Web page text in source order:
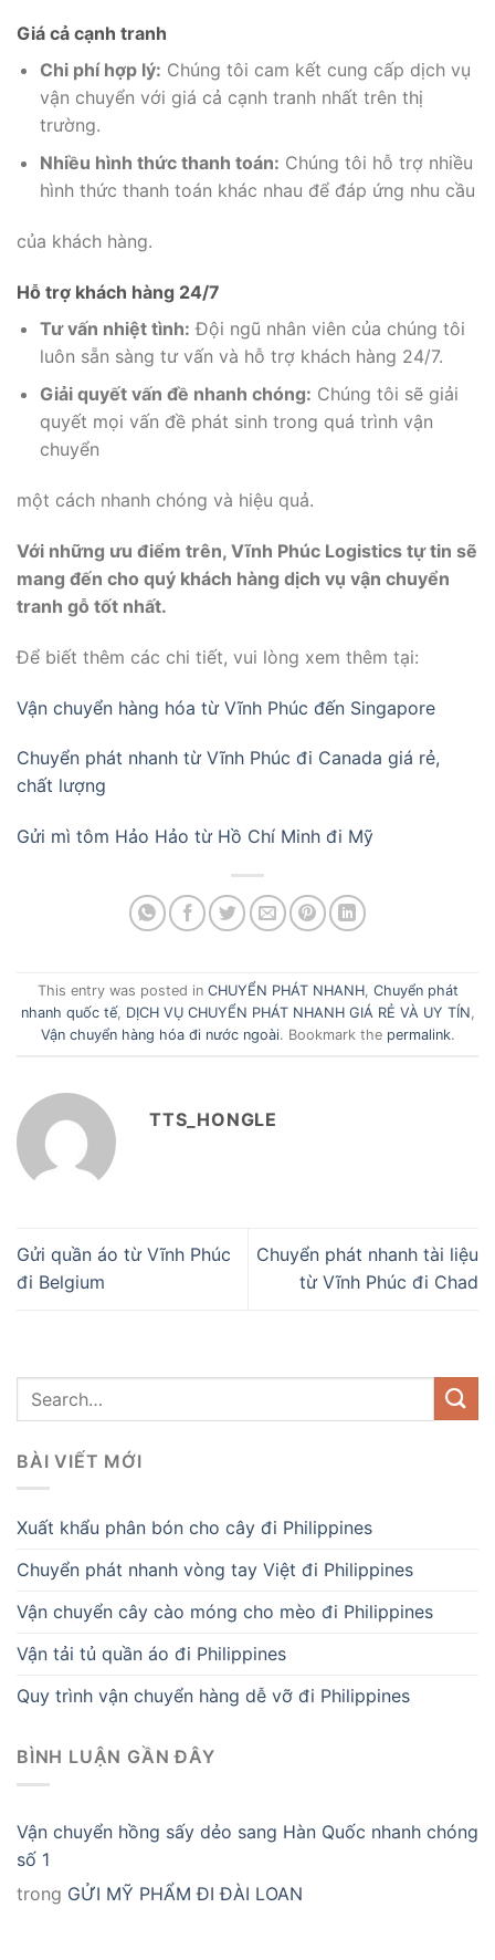
Giá cả cạnh tranh
Chi phí hợp lý: Chúng tôi cam kết cung cấp dịch vụ
vận chuyển với giá cả cạnh tranh nhất trên thị
trường.
Nhiều hình thức thanh toán: Chúng tôi hỗ trợ nhiều
hình thức thanh toán khác nhau để đáp ứng nhu cầu
của khách hàng.
Hỗ trợ khách hàng 24/7
Tư vấn nhiệt tình: Đội ngũ nhân viên của chúng tôi
luôn sẵn sàng tư vấn và hỗ trợ khách hàng 24/7.
Giải quyết vấn đề nhanh chóng: Chúng tôi sẽ giải
quyết mọi vấn đề phát sinh trong quá trình vận
chuyển
một cách nhanh chóng và hiệu quả.
Với những ưu điểm trên, Vĩnh Phúc Logistics tự tin sẽ
mang đến cho quý khách hàng dịch vụ vận chuyển
tranh gỗ tốt nhất.
Để biết thêm các chi tiết, vui lòng xem thêm tại:
Vận chuyển hàng hóa từ Vĩnh Phúc đến Singapore
Chuyển phát nhanh từ Vĩnh Phúc đi Canada giá rẻ,
chất lượng
Gửi mì tôm Hảo Hảo từ Hồ Chí Minh đi Mỹ
This entry was posted in CHUYỂN PHÁT NHANH, Chuyển phát
nhanh quốc tế, DỊCH VỤ CHUYỂN PHÁT NHANH GIÁ RẺ VÀ UY TÍN,
Vận chuyển hàng hóa đi nước ngoài. Bookmark the permalink.
TTS_HONGLE
Gửi quần áo từ Vĩnh Phúc
đi Belgium
Chuyển phát nhanh tài liệu
từ Vĩnh Phúc đi Chad
BÀI VIẾT MỚI
Xuất khẩu phân bón cho cây đi Philippines
Chuyển phát nhanh vòng tay Việt đi Philippines
Vận chuyển cây cào móng cho mèo đi Philippines
Vận tải tủ quần áo đi Philippines
Quy trình vận chuyển hàng dễ vỡ đi Philippines
BÌNH LUẬN GẦN ĐÂY
Vận chuyển hồng sấy dẻo sang Hàn Quốc nhanh chóng
số 1
trong GỬI MỸ PHẨM ĐI ĐÀI LOAN